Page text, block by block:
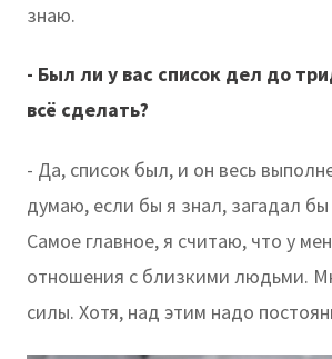
знаю.
- Был ли у вас список дел до
всё сделать?
- Да, список был, и он весь
думаю, если бы я знал, загадал
Самое главное, я считаю, что у
отношения с близкими людьми.
силы. Хотя, над этим надо